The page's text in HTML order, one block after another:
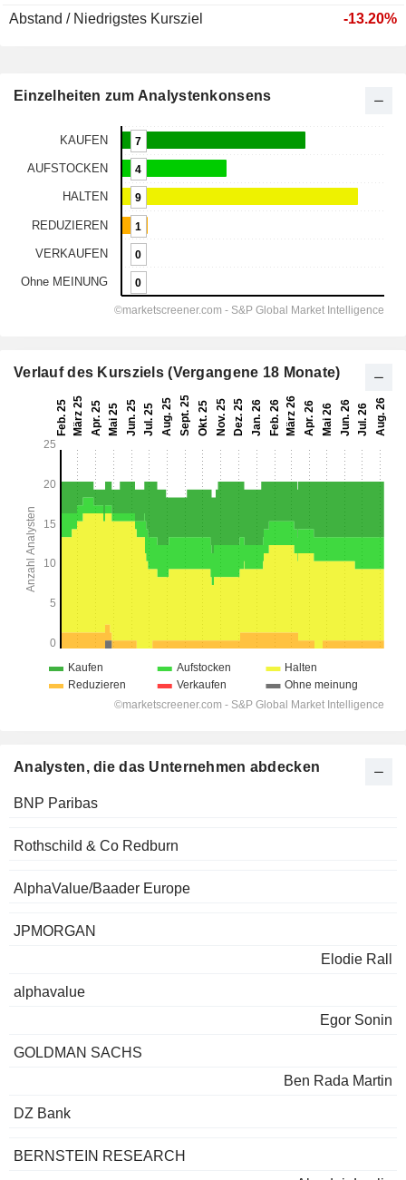
Abstand / Niedrigstes Kursziel
-13.20%
Einzelheiten zum Analystenkonsens
Verlauf des Kursziels (Vergangene 18 Monate)
Analysten, die das Unternehmen abdecken
BNP Paribas
Rothschild & Co Redburn
AlphaValue/Baader Europe
JPMORGAN
Elodie Rall
alphavalue
Egor Sonin
GOLDMAN SACHS
Ben Rada Martin
DZ Bank
BERNSTEIN RESEARCH